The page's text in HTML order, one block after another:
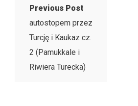
Previous Post
autostopem przez
Turcję i Kaukaz cz.
2 (Pamukkale i
Riwiera Turecka)